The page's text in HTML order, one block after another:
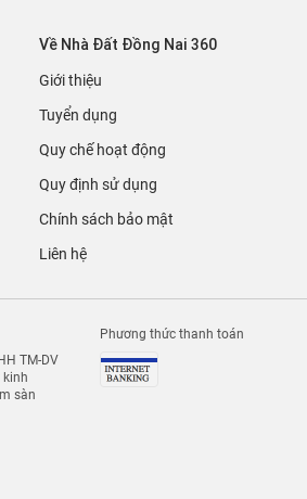
Về Nhà Đất Đồng Nai 360
Giới thiệu
Tuyển dụng
Quy chế hoạt động
Quy định sử dụng
Chính sách bảo mật
Liên hệ
TM-DV
kinh
sàn
Phương thức thanh toán